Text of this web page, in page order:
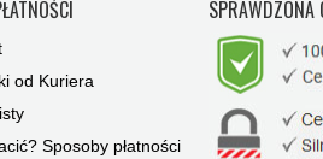
od Kuriera
Sposoby płatności
SPRAWDZONA